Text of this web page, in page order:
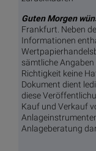
Guten Morgen
Frankfurt. Neben
Informationen
sämtliche
Richtigkeit keine
Dokument dient
diese
Kauf und Verkauf
Anlageberatung